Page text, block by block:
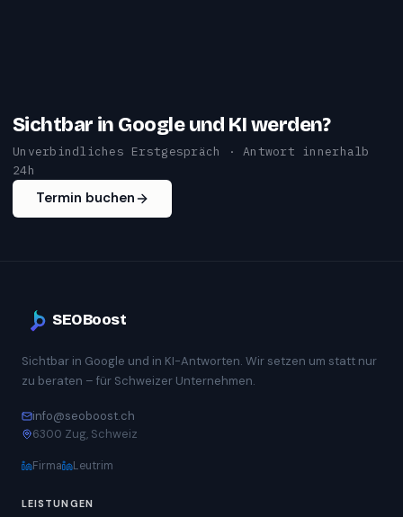
Sichtbar in Google und KI werden?
Unverbindliches Erstgespräch · Antwort innerhalb
24h
Termin buchen
SEOBoost
Sichtbar in Google und in KI-Antworten. Wir setzen um statt nur
zu beraten – für Schweizer Unternehmen.
info@seoboost.ch
6300 Zug, Schweiz
Firma Leutrim
LEISTUNGEN